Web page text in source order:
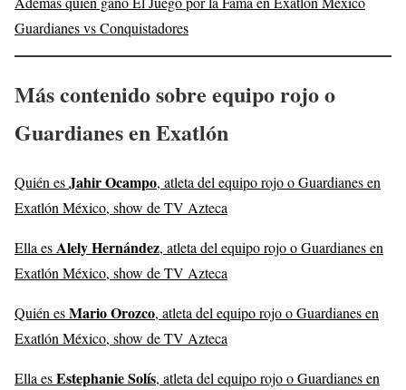
Guardianes vs Conquistadores
Más contenido sobre equipo rojo o
Guardianes en Exatlón
Quién esJahir Ocampo, atleta del equipo rojo o Guardianes en
Exatlón México, show de TV Azteca
Ella esAlely Hernández, atleta del equipo rojo o Guardianes en
Exatlón México, show de TV Azteca
Quién esMario Orozco, atleta del equipo rojo o Guardianes en
Exatlón México, show de TV Azteca
Ella esEstephanie Solís, atleta del equipo rojo o Guardianes en